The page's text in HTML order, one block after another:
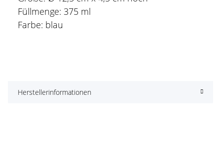
Füllmenge: 375 ml
Farbe: blau
Herstellerinformationen